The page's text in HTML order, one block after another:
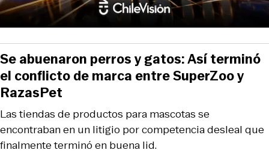
Las tiendas de productos para mascotas se
encontraban en un litigio por competencia desleal que
finalmente terminó en buena lid.
Se abuenaron perros y gatos: Así terminó
el conflicto de marca entre SuperZoo y
RazasPet